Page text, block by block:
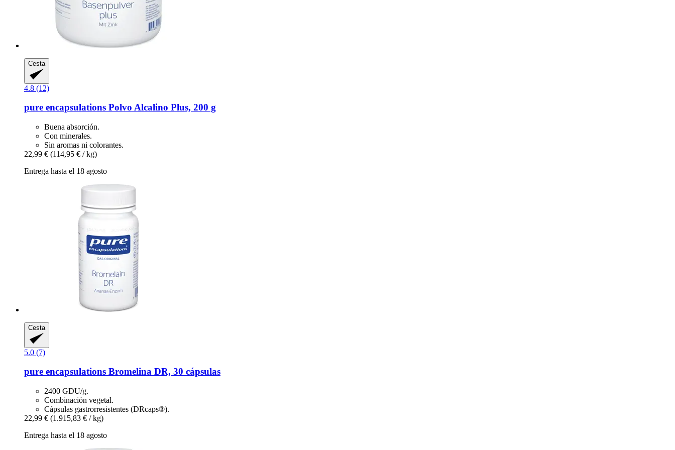
Cesta
4.8 (12)
pure encapsulations Polvo Alcalino Plus, 200 g
Buena absorción.
Con minerales.
Sin aromas ni colorantes.
22,99 € (114,95 € / kg)
Entrega hasta el 18 agosto
Cesta
5.0 (7)
pure encapsulations Bromelina DR, 30 cápsulas
2400 GDU/g.
Combinación vegetal.
Cápsulas gastrorresistentes (DRcaps®).
22,99 € (1.915,83 € / kg)
Entrega hasta el 18 agosto